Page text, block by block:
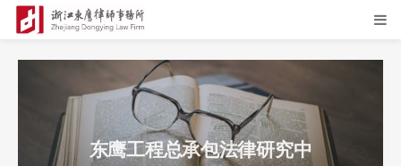
东鹰工程总承包法律研究中